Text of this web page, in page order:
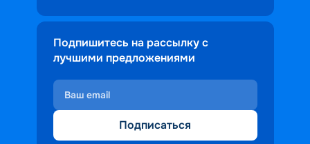
Подпишитесь на рассылку с
лучшими предложениями
Подписаться